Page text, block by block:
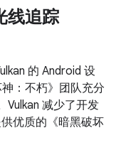
线追踪
的 Android 设
：不朽》团队充分
Vulkan 减少了开发
优质的《暗黑破坏